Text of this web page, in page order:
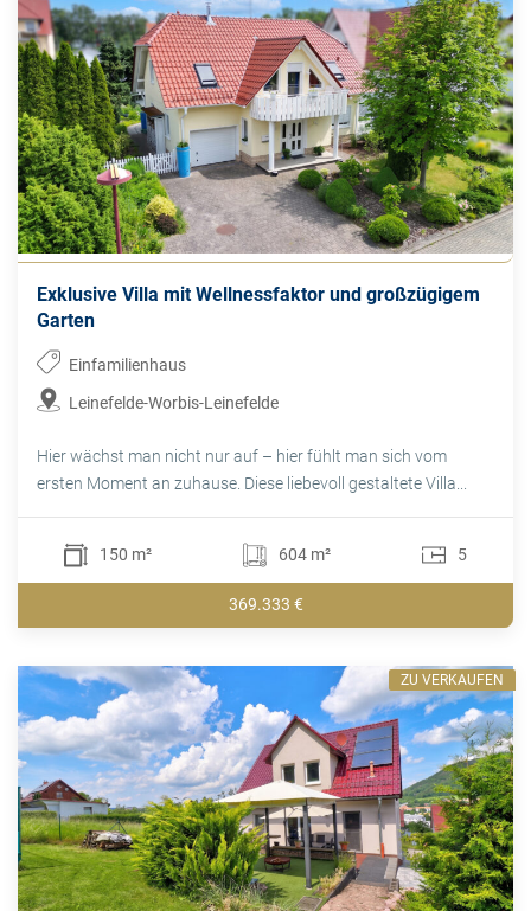
Exklusive Villa mit Wellnessfaktor und großzügigem
Garten
Einfamilienhaus
Leinefelde-Worbis-Leinefelde
Hier wächst man nicht nur auf – hier fühlt man sich vom
ersten Moment an zuhause. Diese liebevoll gestaltete Villa...
150 m² 604 m² 5
369.333 €
ZU VERKAUFEN